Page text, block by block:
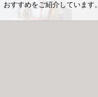
おすすめをご紹介しています。